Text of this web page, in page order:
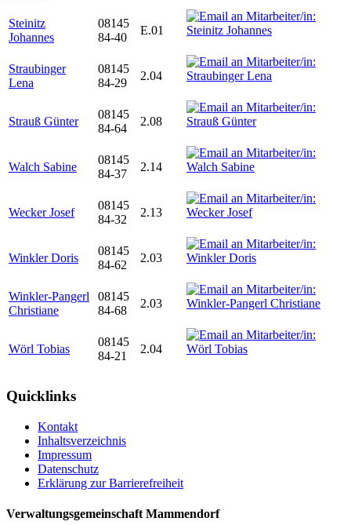
Steinitz
Johannes
08145
84-40
E.01
Straubinger
Lena
08145
84-29
2.04
Strauß Günter
08145
84-64
2.08
Walch Sabine
08145
84-37
2.14
Wecker Josef
08145
84-32
2.13
Winkler Doris
08145
84-62
2.03
Winkler-Pangerl
Christiane
08145
84-68
2.03
Wörl Tobias
08145
84-21
2.04
Quicklinks
Kontakt
Inhaltsverzeichnis
Impressum
Datenschutz
Erklärung zur Barrierefreiheit
Verwaltungsgemeinschaft Mammendorf